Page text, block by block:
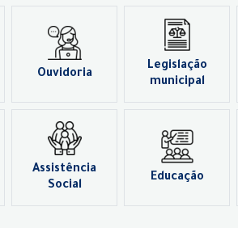
Ouvidoria
Legislação
municipal
Assistência
Social
Educação